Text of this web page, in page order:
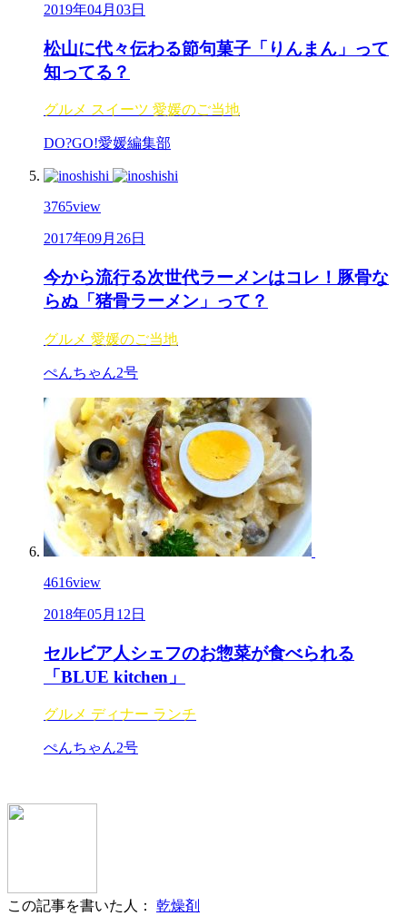
2019年04月03日
松山に代々伝わる節句菓子「りんまん」って
知ってる？
グルメ スイーツ 愛媛のご当地
DO?GO!愛媛編集部
3765view
2017年09月26日
今から流行る次世代ラーメンはコレ！豚骨な
らぬ「猪骨ラーメン」って？
グルメ 愛媛のご当地
ぺんちゃん2号
4616view
2018年05月12日
セルビア人シェフのお惣菜が食べられる
「BLUE kitchen」
グルメ ディナー ランチ
ぺんちゃん2号
この記事を書いた人：
乾燥剤